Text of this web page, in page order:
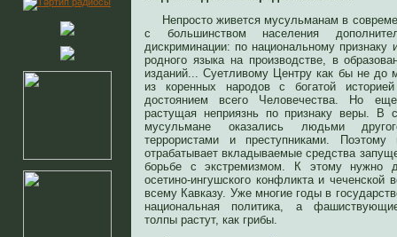
Непросто живется мусульманам в
с большинством населения
дискриминации: по национальному
родного языка на производстве, в
изданий... Суетливому Центру как бы не до
из коренных народов с богатой
достоянием всего Человечества. Но
растущая неприязнь по признаку веры. В
мусульмане оказались людьми
террористами и преступниками.
отрабатывает вкладываемые средства
борьбе с экстремизмом. К этому нужно
осетино-ингушского конфликта и чеченской
всему Кавказу. Уже многие годы в
национальная политика, а
толпы растут, как грибы.